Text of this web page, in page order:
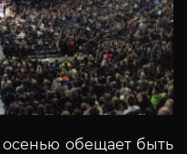
обещает быть